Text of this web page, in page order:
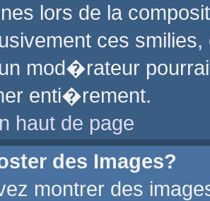
lors de la
ces
mod�rateur
enti�rement.
haut de page
des Images?
montrer des